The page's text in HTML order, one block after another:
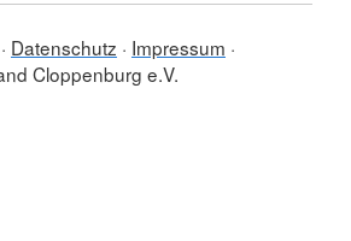
Datenschutz
Impressum
Cloppenburg e.V.